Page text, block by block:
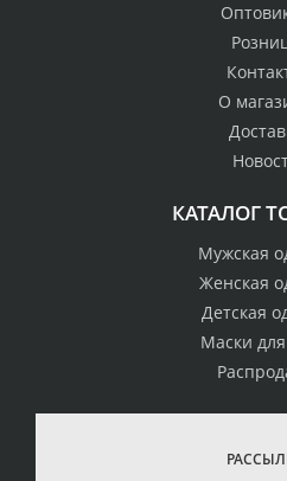
О
КАТАЛОГ
Мужская
Женская
Детская
Маски